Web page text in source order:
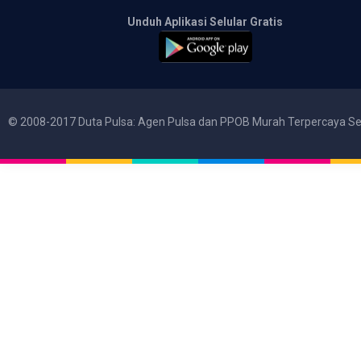
Unduh Aplikasi Selular Gratis
© 2008-2017 Duta Pulsa: Agen Pulsa dan PPOB Murah Terpercaya